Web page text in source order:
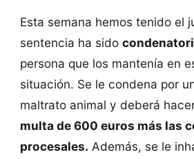
Esta semana hemos tenido el
sentencia ha sido
persona que los mantenía en
situación. Se le condena por
maltrato animal y deberá
multa de 600 euros más las
procesales. Además, se le